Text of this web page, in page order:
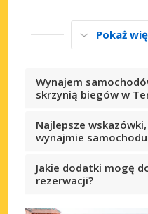
Pokaż
Wynajem
skrzynią biegów w
Najlepsze
wynajmie
Jakie dodatki mogę
rezerwacji?